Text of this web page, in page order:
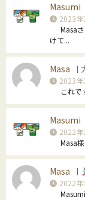
Masumi
2023年
Masa
けて...
Masa
2023年
これ
Masumi
2022年
Masa
Masa
2022年